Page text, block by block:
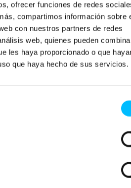
ofrecer funciones de redes
compartimos información sobre
con nuestros partners de redes
web, quienes pueden
les haya proporcionado o que
que haya hecho de sus servicios.
web ha
en la
nuestras